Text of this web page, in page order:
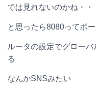
では見れないのかね・・
と思ったら8080ってポ
ルータの設定でグロー
る
なんかSNSみたい